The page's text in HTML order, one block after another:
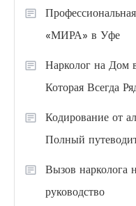
«МИРА» в Уфе
Нарколог на Дом
Которая Всегда
Кодирование от
Полный
Вызов нарколога
руководство